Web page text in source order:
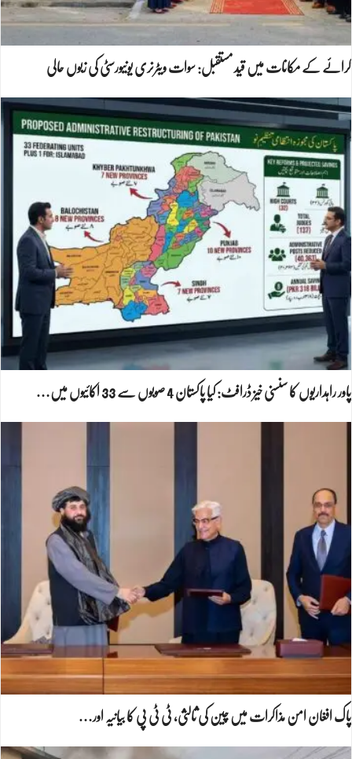
کرائے کے مکانات میں قید مستقبل: سوات ویٹرنری یونیورسٹی کی زبوں حالی
پاور راہداریوں کا سنسنی خیز ڈرافٹ: کیا پاکستان 4 صوبوں سے 33 اکائیوں میں…
پاک افغان امن مذاکرات میں چین کی ثالثی، ٹی ٹی پی کا بیانیہ اور…